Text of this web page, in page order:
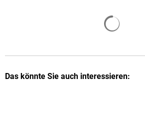
Das könnte Sie auch interessieren: